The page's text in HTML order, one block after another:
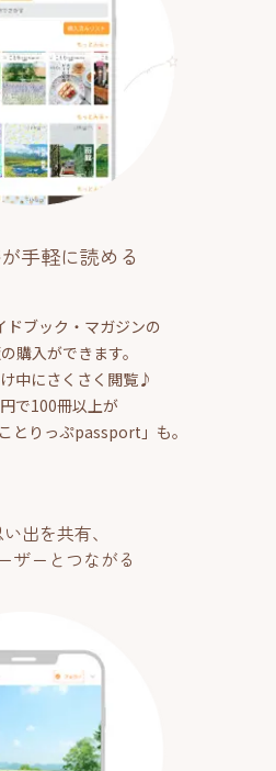
手軽に読める
ドブック・マガジンの
購入ができます。
中にさくさく閲覧♪
で100冊以上が
とりっぷpassport」も。
出を共有、
ザーとつながる